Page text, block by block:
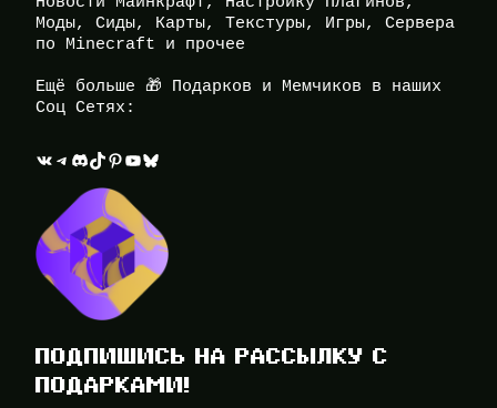
Моды, Сиды, Карты, Текстуры, Игры, Сервера
по Minecraft и прочее
Ещё больше 🎁 Подарков и Мемчиков в наших
Соц Сетях:
ВКонтакте Telegram Discord TikTok Pinterest YouTube Bluesky
ПОДПИШИСЬ НА РАССЫЛКУ С
ПОДАРКАМИ!